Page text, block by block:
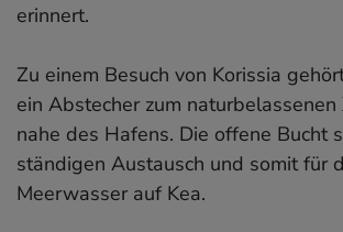
erinnert.
Zu einem Besuch von Korissia
ein Abstecher zum naturbelassenen
nahe des Hafens. Die offene Bucht
ständigen Austausch und somit für
Meerwasser auf Kea.